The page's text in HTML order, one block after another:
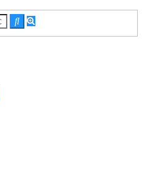
SucheErweiterte
Suche